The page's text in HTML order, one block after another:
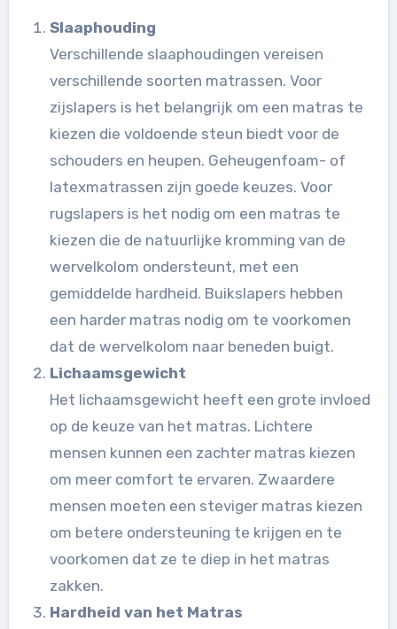
Slaaphouding
Verschillende slaaphoudingen vereisen
verschillende soorten matrassen. Voor
zijslapers is het belangrijk om een matras te
kiezen die voldoende steun biedt voor de
schouders en heupen. Geheugenfoam- of
latexmatrassen zijn goede keuzes. Voor
rugslapers is het nodig om een matras te
kiezen die de natuurlijke kromming van de
wervelkolom ondersteunt, met een
gemiddelde hardheid. Buikslapers hebben
een harder matras nodig om te voorkomen
dat de wervelkolom naar beneden buigt.
Lichaamsgewicht
Het lichaamsgewicht heeft een grote invloed
op de keuze van het matras. Lichtere
mensen kunnen een zachter matras kiezen
om meer comfort te ervaren. Zwaardere
mensen moeten een steviger matras kiezen
om betere ondersteuning te krijgen en te
voorkomen dat ze te diep in het matras
zakken.
Hardheid van het Matras